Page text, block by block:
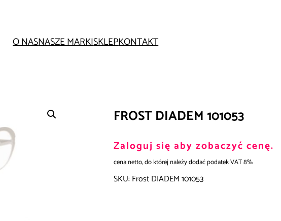
O NASNASZE MARKISKLEPKONTAKT
FROST DIADEM 101053
Zaloguj się aby zobaczyć cenę.
cena netto, do której należy dodać podatek VAT 8%
SKU: Frost DIADEM 101053